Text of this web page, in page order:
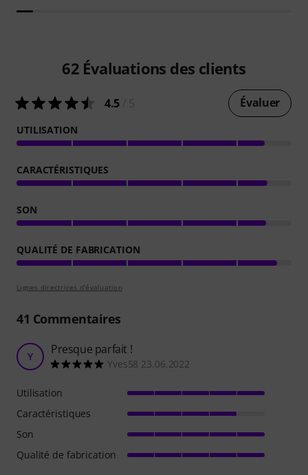
62 Évaluations des clients
4.5 Évaluer
UTILISATION
CARACTÉRISTIQUES
SON
QUALITÉ DE FABRICATION
Lignes directrices d'évaluation
41 Commentaires
Y Presque parfait !
Yves58 23.06.2022
Utilisation
Caractéristiques
Son
Qualité de fabrication